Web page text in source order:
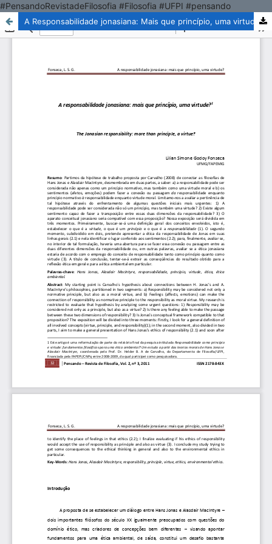
#PensandoRevistadeFilosofia #Filosofia #UFPI #pensando
A Responsabilidade jonasiana: Mais que princípio, uma virtude?